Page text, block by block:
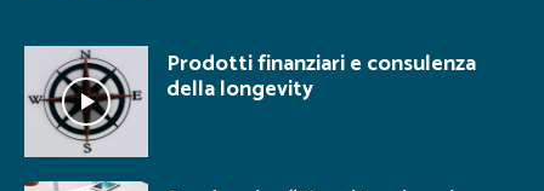
Prodotti finanziari e consulenza
della longevity